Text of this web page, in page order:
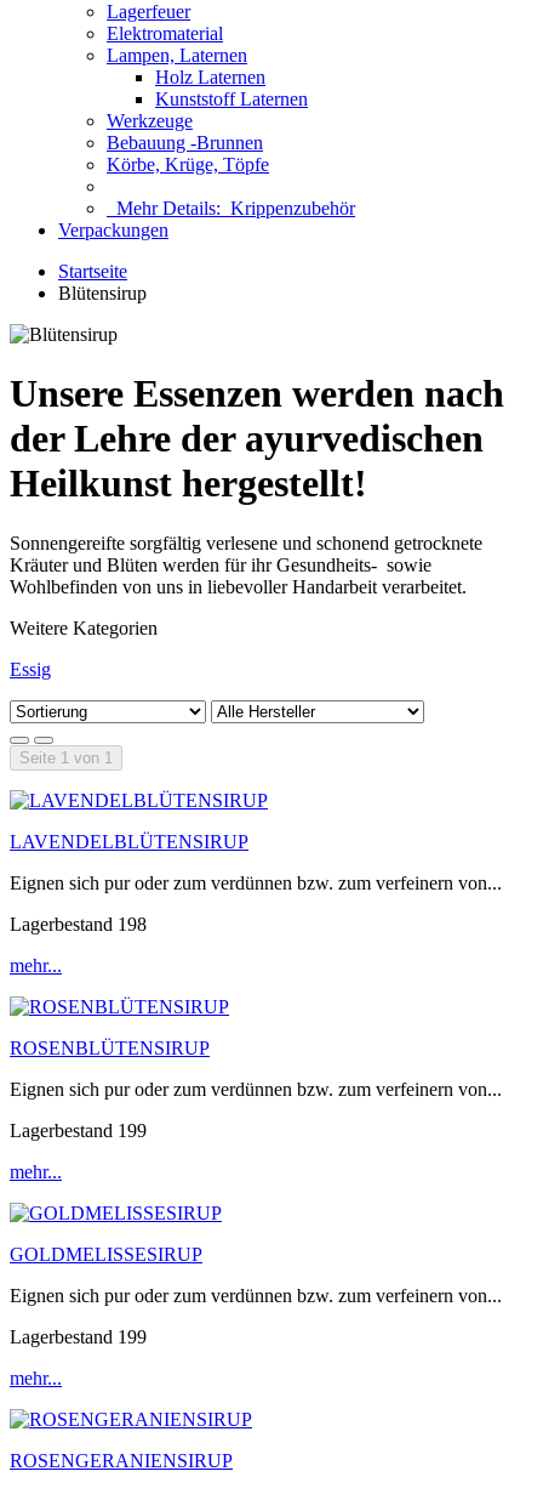
Lagerfeuer
Elektromaterial
Lampen, Laternen
Holz Laternen
Kunststoff Laternen
Werkzeuge
Bebauung -Brunnen
Körbe, Krüge, Töpfe
Mehr Details: Krippenzubehör
Verpackungen
Startseite
Blütensirup
Unsere Essenzen werden nach
der Lehre der ayurvedischen
Heilkunst hergestellt!
Sonnengereifte sorgfältig verlesene und schonend getrocknete
Kräuter und Blüten werden für ihr Gesundheits- sowie
Wohlbefinden von uns in liebevoller Handarbeit verarbeitet.
Weitere Kategorien
Essig
Seite 1 von 1
LAVENDELBLÜTENSIRUP
Eignen sich pur oder zum verdünnen bzw. zum verfeinern von...
Lagerbestand 198
mehr...
ROSENBLÜTENSIRUP
Eignen sich pur oder zum verdünnen bzw. zum verfeinern von...
Lagerbestand 199
mehr...
GOLDMELISSESIRUP
Eignen sich pur oder zum verdünnen bzw. zum verfeinern von...
Lagerbestand 199
mehr...
ROSENGERANIENSIRUP